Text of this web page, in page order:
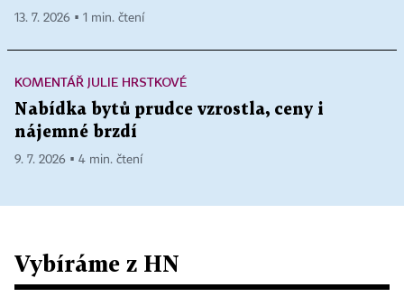
13. 7. 2026 ▪ 1 min. čtení
KOMENTÁŘ JULIE HRSTKOVÉ
Nabídka bytů prudce vzrostla, ceny i
nájemné brzdí
9. 7. 2026 ▪ 4 min. čtení
Vybíráme z HN